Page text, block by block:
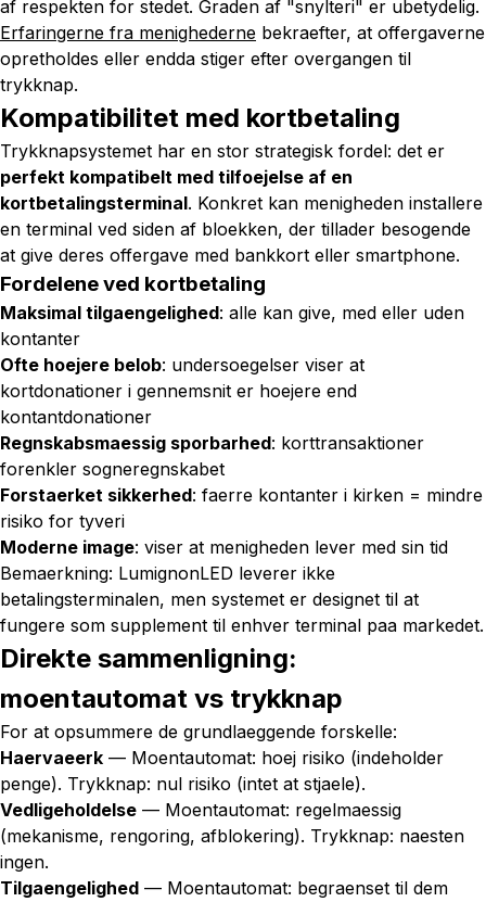
af respekten for stedet. Graden af "snylteri" er ubetydelig.
Erfaringerne fra menighederne bekraefter, at offergaverne
opretholdes eller endda stiger efter overgangen til
trykknap.
Kompatibilitet med kortbetaling
Trykknapsystemet har en stor strategisk fordel: det er
perfekt kompatibelt med tilfoejelse af en
kortbetalingsterminal. Konkret kan menigheden installere
en terminal ved siden af bloekken, der tillader besogende
at give deres offergave med bankkort eller smartphone.
Fordelene ved kortbetaling
Maksimal tilgaengelighed: alle kan give, med eller uden
kontanter
Ofte hoejere belob: undersoegelser viser at
kortdonationer i gennemsnit er hoejere end
kontantdonationer
Regnskabsmaessig sporbarhed: korttransaktioner
forenkler sogneregnskabet
Forstaerket sikkerhed: faerre kontanter i kirken = mindre
risiko for tyveri
Moderne image: viser at menigheden lever med sin tid
Bemaerkning: LumignonLED leverer ikke
betalingsterminalen, men systemet er designet til at
fungere som supplement til enhver terminal paa markedet.
Direkte sammenligning:
moentautomat vs trykknap
For at opsummere de grundlaeggende forskelle:
Haervaeerk — Moentautomat: hoej risiko (indeholder
penge). Trykknap: nul risiko (intet at stjaele).
Vedligeholdelse — Moentautomat: regelmaessig
(mekanisme, rengoring, afblokering). Trykknap: naesten
ingen.
Tilgaengelighed — Moentautomat: begraenset til dem